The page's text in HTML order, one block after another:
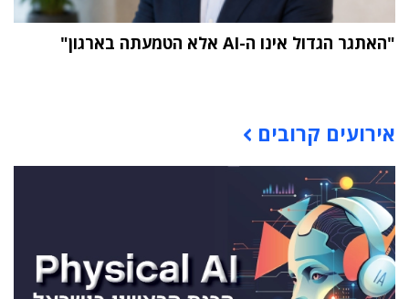
"האתגר הגדול אינו ה-AI אלא הטמעתה בארגון"
אירועים קרובים